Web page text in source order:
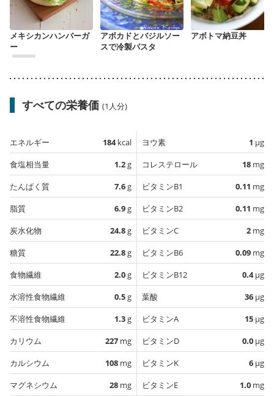
メキシカンハンバーガ
ー
アボカドとバジルソー
スで冷製パスタ
アボトマ納豆丼
すべての栄養価 (1人分)
エネルギー 184kcal
食塩相当量
1.2g
たんぱく質
7.6g
脂質
6.9g
炭水化物
24.8g
糖質
22.8g
食物繊維
2.0g
水溶性食物繊維
0.5g
不溶性食物繊維
1.3g
カリウム
227 mg
カルシウム
108 mg
マグネシウム
28 mg
ヨウ素 1 µg
コレステロール
18 mg
ビタミンB1
0.11 mg
ビタミンB2
0.11 mg
ビタミンC
2 mg
ビタミンB6
0.09 mg
ビタミンB12
0.4µg
葉酸
36 µg
ビタミンA
15 µg
ビタミンD
0.0 µg
ビタミンK
6 µg
ビタミンE
1.0 mg